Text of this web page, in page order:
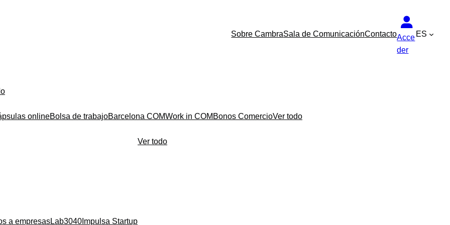
Sobre CambraSala de ComunicaciónContactoAcce
der
ES
onlineBolsa de trabajoBarcelona COMWork in COM Bonos ComercioVer todo
a empresasLab3040 Impulsa Startup
Ver todo